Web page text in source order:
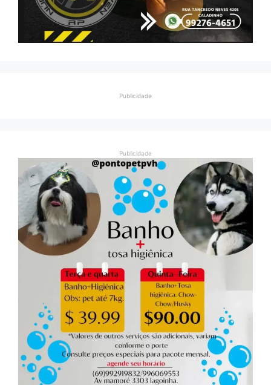
Publicidade
Publicidade